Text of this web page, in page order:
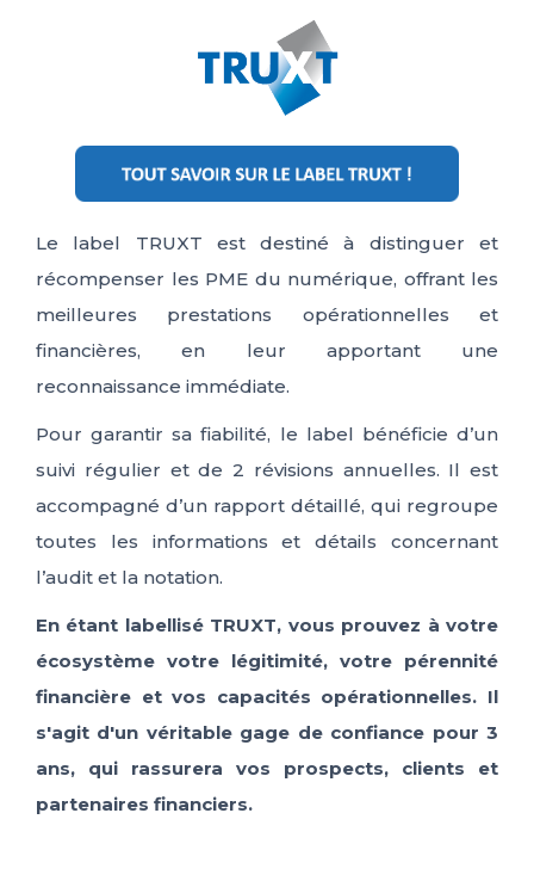
Le label TRUXT est destiné à distinguer et
récompenser les PME du numérique, offrant les
meilleures prestations opérationnelles et
financières, en leur apportant une
reconnaissance immédiate.
Pour garantir sa fiabilité, le label bénéficie d’un
suivi régulier et de 2 révisions annuelles. Il est
accompagné d’un rapport détaillé, qui regroupe
toutes les informations et détails concernant
l’audit et la notation.
En étant labellisé TRUXT, vous prouvez à votre
écosystème votre légitimité, votre pérennité
financière et vos capacités opérationnelles. Il
s'agit d'un véritable gage de confiance pour 3
ans, qui rassurera vos prospects, clients et
partenaires financiers.